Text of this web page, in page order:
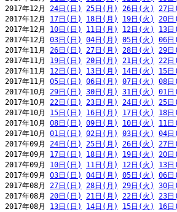
2017年12月 24日(日) 25日(月) 26日(火) 27
2017年12月 17日(日) 18日(月) 19日(火) 20
2017年12月 10日(日) 11日(月) 12日(火) 13
2017年12月 03日(日) 04日(月) 05日(火) 06
2017年11月 26日(日) 27日(月) 28日(火) 29
2017年11月 19日(日) 20日(月) 21日(火) 22
2017年11月 12日(日) 13日(月) 14日(火) 15
2017年11月 05日(日) 06日(月) 07日(火) 08
2017年10月 29日(日) 30日(月) 31日(火) 01
2017年10月 22日(日) 23日(月) 24日(火) 25
2017年10月 15日(日) 16日(月) 17日(火) 18
2017年10月 08日(日) 09日(月) 10日(火) 11
2017年10月 01日(日) 02日(月) 03日(火) 04
2017年09月 24日(日) 25日(月) 26日(火) 27
2017年09月 17日(日) 18日(月) 19日(火) 20
2017年09月 10日(日) 11日(月) 12日(火) 13
2017年09月 03日(日) 04日(月) 05日(火) 06
2017年08月 27日(日) 28日(月) 29日(火) 30
2017年08月 20日(日) 21日(月) 22日(火) 23
2017年08月 13日(日) 14日(月) 15日(火) 16